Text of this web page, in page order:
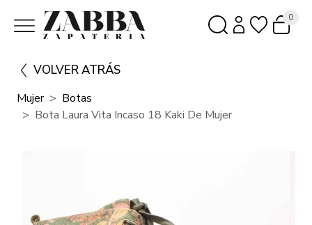
0
VOLVER ATRÁS
Mujer
Botas
Bota Laura Vita Incaso 18 Kaki De Mujer